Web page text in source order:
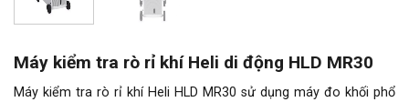
Máy kiểm tra rò rỉ khí Heli di động HLD MR30
Máy kiểm tra rò rỉ khí Heli HLD MR30 sử dụng máy đo khối phổ